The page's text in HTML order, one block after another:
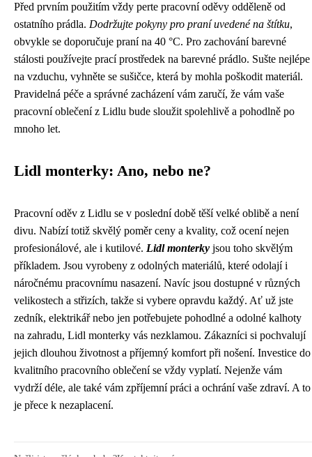
Před prvním použitím vždy perte pracovní oděvy odděleně od
ostatního prádla. Dodržujte pokyny pro praní uvedené na štítku,
obvykle se doporučuje praní na 40 °C. Pro zachování barevné
stálosti používejte prací prostředek na barevné prádlo. Sušte nejlépe
na vzduchu, vyhněte se sušičce, která by mohla poškodit materiál.
Pravidelná péče a správné zacházení vám zaručí, že vám vaše
pracovní oblečení z Lidlu bude sloužit spolehlivě a pohodlně po
mnoho let.
Lidl monterky: Ano, nebo ne?
Pracovní oděv z Lidlu se v poslední době těší velké oblibě a není
divu. Nabízí totiž skvělý poměr ceny a kvality, což ocení nejen
profesionálové, ale i kutilové. Lidl monterky jsou toho skvělým
příkladem. Jsou vyrobeny z odolných materiálů, které odolají i
náročnému pracovnímu nasazení. Navíc jsou dostupné v různých
velikostech a střizích, takže si vybere opravdu každý. Ať už jste
zedník, elektrikář nebo jen potřebujete pohodlné a odolné kalhoty
na zahradu, Lidl monterky vás nezklamou. Zákazníci si pochvalují
jejich dlouhou životnost a příjemný komfort při nošení. Investice do
kvalitního pracovního oblečení se vždy vyplatí. Nejenže vám
vydrží déle, ale také vám zpříjemní práci a ochrání vaše zdraví. A to
je přece k nezaplacení.